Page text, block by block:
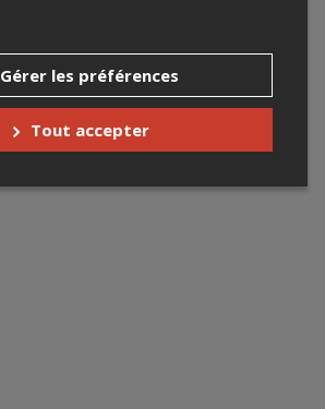
Gérer les préférences
Tout accepter